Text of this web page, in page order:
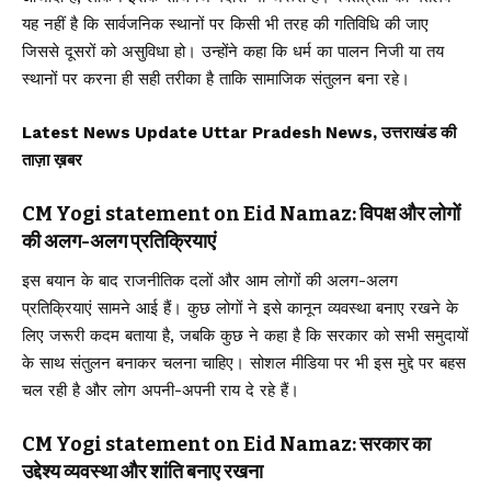
यह नहीं है कि सार्वजनिक स्थानों पर किसी भी तरह की गतिविधि की जाए
जिससे दूसरों को असुविधा हो। उन्होंने कहा कि धर्म का पालन निजी या तय
स्थानों पर करना ही सही तरीका है ताकि सामाजिक संतुलन बना रहे।
Latest News Update Uttar Pradesh News, उत्तराखंड की
ताज़ा ख़बर
CM Yogi statement on Eid Namaz: विपक्ष और लोगों
की अलग-अलग प्रतिक्रियाएं
इस बयान के बाद राजनीतिक दलों और आम लोगों की अलग-अलग
प्रतिक्रियाएं सामने आई हैं। कुछ लोगों ने इसे कानून व्यवस्था बनाए रखने के
लिए जरूरी कदम बताया है, जबकि कुछ ने कहा है कि सरकार को सभी समुदायों
के साथ संतुलन बनाकर चलना चाहिए। सोशल मीडिया पर भी इस मुद्दे पर बहस
चल रही है और लोग अपनी-अपनी राय दे रहे हैं।
CM Yogi statement on Eid Namaz: सरकार का
उद्देश्य व्यवस्था और शांति बनाए रखना